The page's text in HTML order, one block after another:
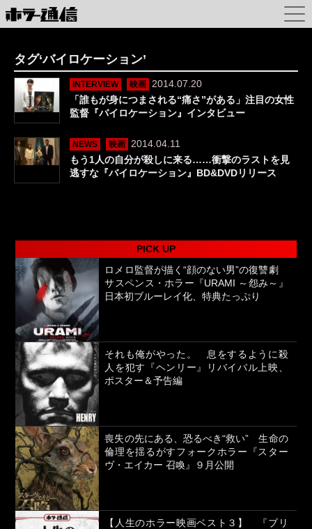
タグ‘バイロケーション’
INTERVIEW 映画
2014.07.20
「誰もが身につまされる“痛さ”がある」注目の女性
監督『バイロケーション』インタビュー
NEWS 映画
2014.04.11
もう1人の自分が殺しに来る……衝撃のラストを見
逃すな『バイロケーション』BD&DVDリリース
PICK UP
ロメロ監督が描く“顔のない男”の復讐劇
サスペンス・ホラー『URAMI ～怨み～』
日本初ブルーレイ化、特典たっぷり
それも俺がやった。 息をするように殺
人を犯す『ヘンリー』リバイバル上映、
ポスター＆予告編
喪失の先にある、恐るべき“救い” 生命の
倫理を揺るがすフォークホラー『スター
ヴ・エイカー 召喚』９月公開
【人生のホラー映画ベスト３】 『ブリ